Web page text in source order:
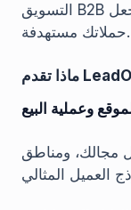
التسويق B2B وتجنب إضاعة الوقت والموارد، مما يجعل
حملاتك مستهدفة.
وعملية البيع
مجالك، ومناطق